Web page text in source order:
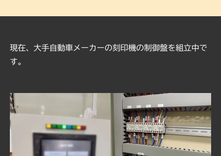
自
動
力
化
電
気
計
現在、大手自動車メーカーの刻印機の制御盤を組立中で
す。